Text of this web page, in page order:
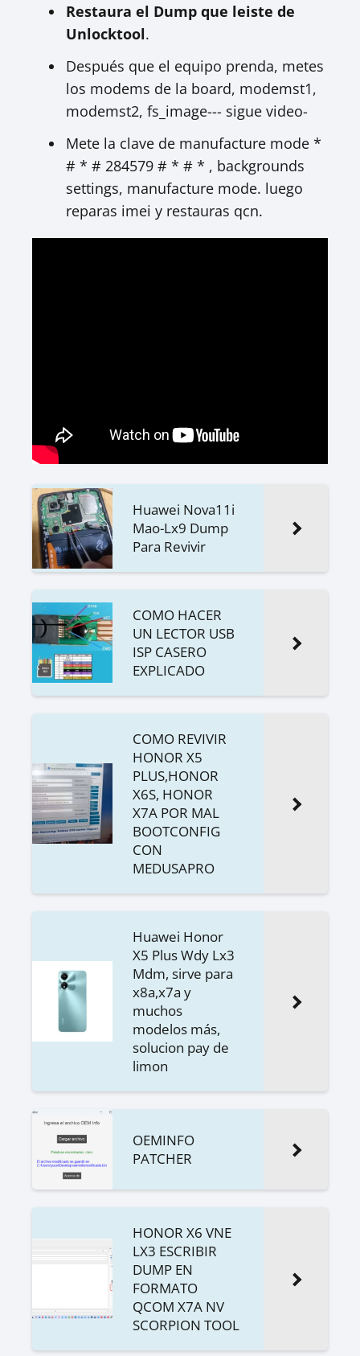
Restaura el Dump que leiste de
Unlocktool.
Después que el equipo prenda, metes
los modems de la board, modemst1,
modemst2, fs_image--- sigue video-
Mete la clave de manufacture mode *
# * # 284579 # * # * , backgrounds
settings, manufacture mode. luego
reparas imei y restauras qcn.
Huawei Nova11i
Mao-Lx9 Dump
Para Revivir
COMO HACER
UN LECTOR USB
ISP CASERO
EXPLICADO
COMO REVIVIR
HONOR X5
PLUS,HONOR
X6S, HONOR
X7A POR MAL
BOOTCONFIG
CON
MEDUSAPRO
Huawei Honor
X5 Plus Wdy Lx3
Mdm, sirve para
x8a,x7a y
muchos
modelos más,
solucion pay de
limon
OEMINFO
PATCHER
HONOR X6 VNE
LX3 ESCRIBIR
DUMP EN
FORMATO
QCOM X7A NV
SCORPION TOOL